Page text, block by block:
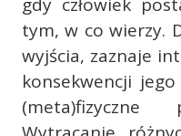
tym, w co wierzy.
wyjścia, zaznaje
konsekwencji
(meta)fizyczne